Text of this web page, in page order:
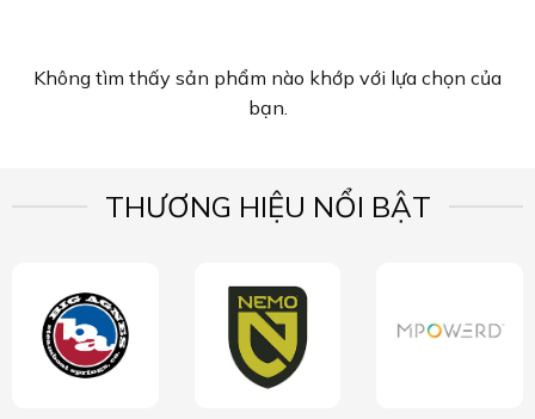
Không tìm thấy sản phẩm nào khớp với lựa chọn của
bạn.
THƯƠNG HIỆU NỔI BẬT